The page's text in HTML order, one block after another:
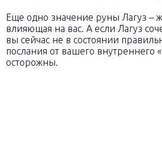
Еще одно значение руны Лагуз –
влияющая на вас. А если Лагуз
вы сейчас не в состоянии
послания от вашего внутреннего
осторожны.